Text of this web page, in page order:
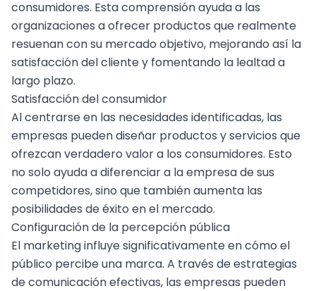
consumidores. Esta comprensión ayuda a las
organizaciones a ofrecer productos que realmente
resuenan con su mercado objetivo, mejorando así la
satisfacción del cliente y fomentando la lealtad a
largo plazo.
Satisfacción del consumidor
Al centrarse en las necesidades identificadas, las
empresas pueden diseñar productos y servicios que
ofrezcan verdadero valor a los consumidores. Esto
no solo ayuda a diferenciar a la empresa de sus
competidores, sino que también aumenta las
posibilidades de éxito en el mercado.
Configuración de la percepción pública
El marketing influye significativamente en cómo el
público percibe una marca. A través de estrategias
de comunicación efectivas, las empresas pueden